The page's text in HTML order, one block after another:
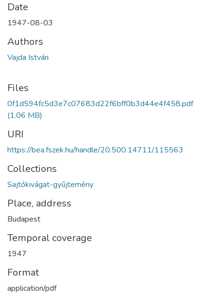
Date
1947-08-03
Authors
Vajda István
Files
0f1d594fc5d3e7c07683d22f6bff0b3d44e4f458.pdf
(1.06 MB)
URI
https://bea.fszek.hu/handle/20.500.14711/115563
Collections
Sajtókivágat-gyűjtemény
Place, address
Budapest
Temporal coverage
1947
Format
application/pdf